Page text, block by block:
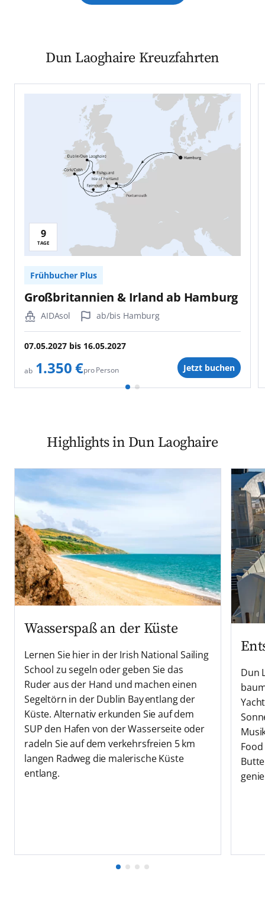
Dun Laoghaire Kreuzfahrten
9
TAGE
Frühbucher Plus
Großbritannien & Irland ab Hamburg
AIDAsol ab/bis Hamburg
07.05.2027 bis 16.05.2027
ab 1.350 €pro Person Jetzt buchen
Highlights in Dun Laoghaire
Wasserspaß an der Küste
Lernen Sie hier in der Irish National Sailing
School zu segeln oder geben Sie das
Ruder aus der Hand und machen einen
Segeltörn in der Dublin Bay entlang der
Küste. Alternativ erkunden Sie auf dem
SUP den Hafen von der Wasserseite oder
radeln Sie auf dem verkehrsfreien 5 km
langen Radweg die malerische Küste
entlang.
Dun